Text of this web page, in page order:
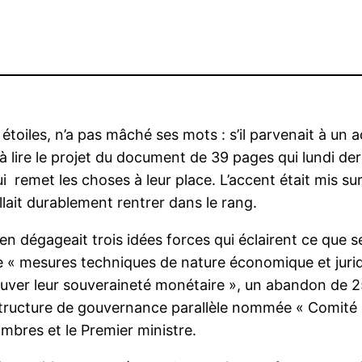
n’a pas mâché ses mots : s’il parvenait à
lire le projet du document de 39 pages qui lundi
remet les choses à leur place. L’accent était mis
durablement rentrer dans le rang.
dégageait trois idées forces qui éclairent ce que
mesures techniques de nature économique et
leur souveraineté monétaire », un abandon de
de gouvernance parallèle nommée «
et le Premier ministre.